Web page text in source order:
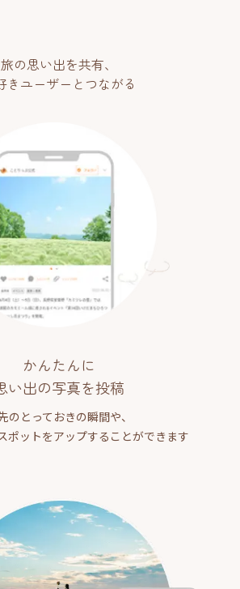
旅の思い出を共有、
きユーザーとつながる
かんたんに
い出の写真を投稿
のとっておきの瞬間や、
ポットをアップすることができます